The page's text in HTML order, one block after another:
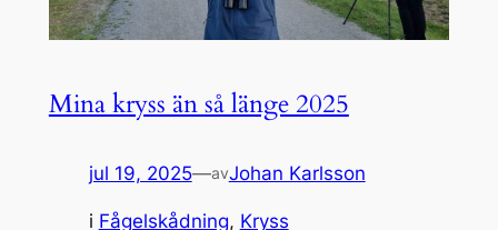
Mina kryss än så länge 2025
jul 19, 2025—avJohan Karlsson
i Fågelskådning, Kryss